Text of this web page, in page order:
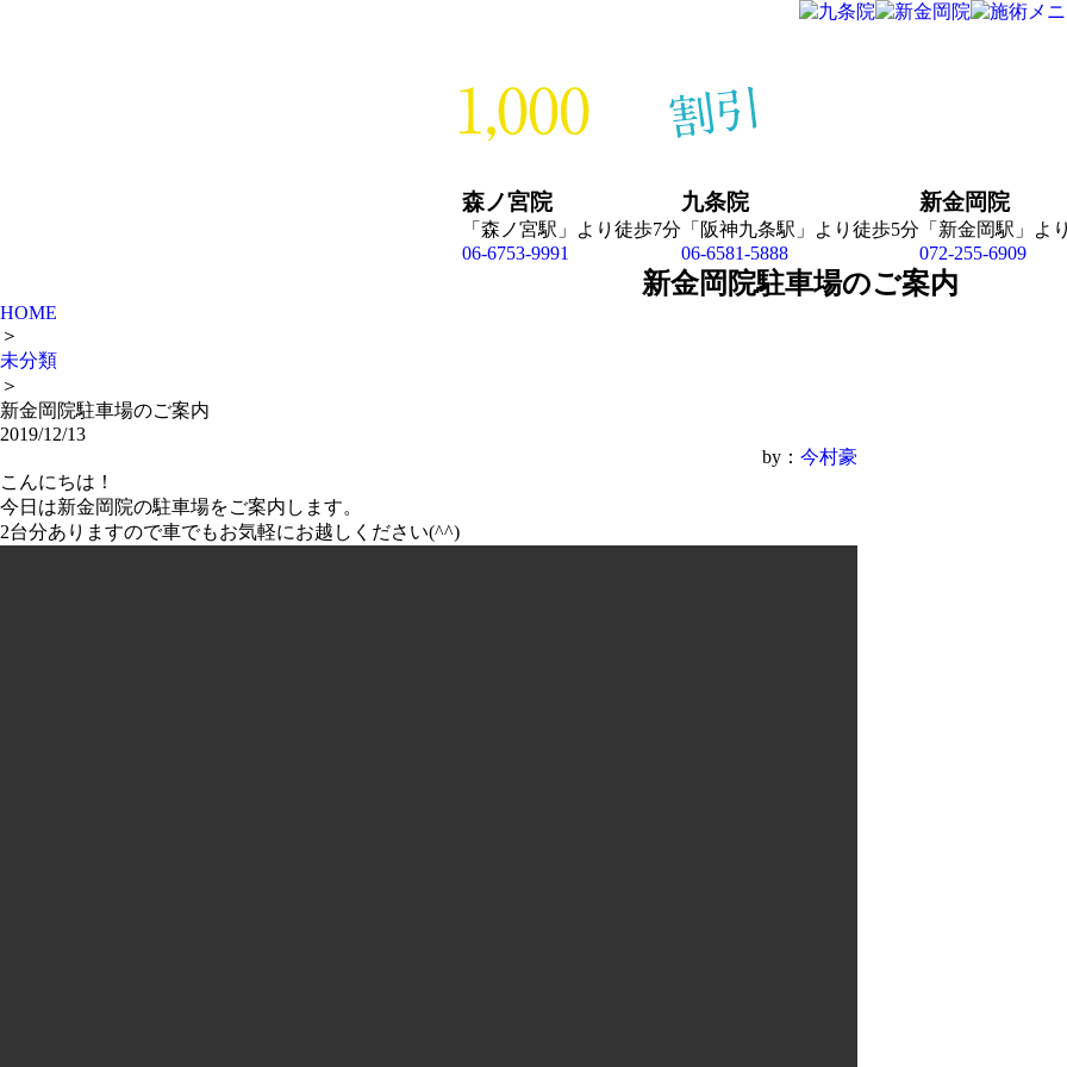
森ノ宮院
「森ノ宮駅」より徒歩7分
06-6753-9991
九条院
「阪神九条駅」より徒歩5分
06-6581-5888
新金岡院
「新金岡駅」よ
072-255-6909
新金岡院駐車場のご案内
HOME
＞
未分類
＞
新金岡院駐車場のご案内
2019/12/13
by： 今村豪
こんにちは！
今日は新金岡院の駐車場をご案内します。
2台分ありますので車でもお気軽にお越しください(^^)